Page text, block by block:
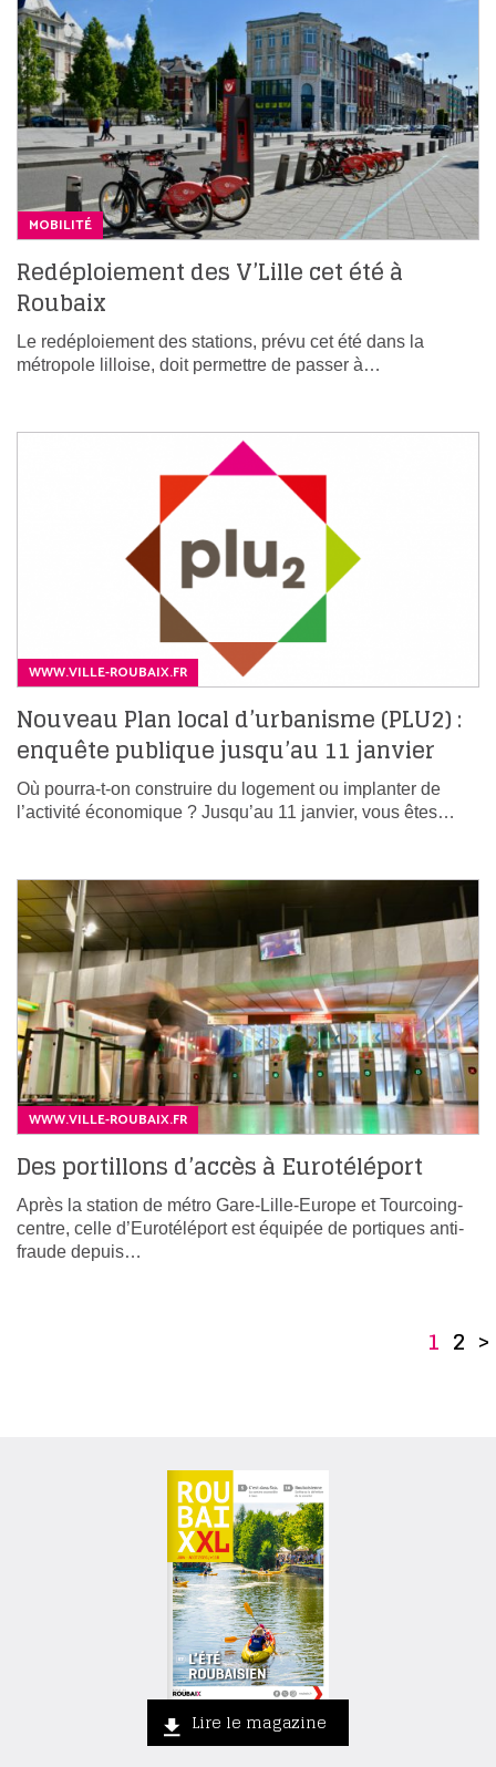
MOBILITÉ
Redéploiement des V’Lille cet été à
Roubaix
Le redéploiement des stations, prévu cet été dans la
métropole lilloise, doit permettre de passer à…
WWW.VILLE-ROUBAIX.FR
Nouveau Plan local d’urbanisme (PLU2) :
enquête publique jusqu’au 11 janvier
Où pourra-t-on construire du logement ou implanter de
l’activité économique ? Jusqu’au 11 janvier, vous êtes…
WWW.VILLE-ROUBAIX.FR
Des portillons d’accès à Eurotéléport
Après la station de métro Gare-Lille-Europe et Tourcoing-
centre, celle d’Eurotéléport est équipée de portiques anti-
fraude depuis…
1 2 >
Lire le magazine